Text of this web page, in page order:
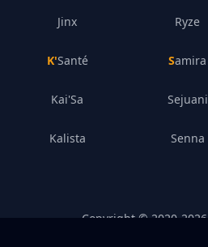
Jinx
K'Santé
Kai'Sa
Kalista
Ryze
Samira
Sejuani
Senna
Copyright © 2020- 2026